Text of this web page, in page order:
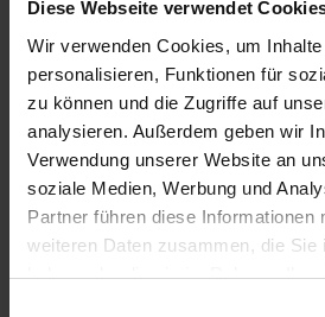
Diese Webseite verwendet
Wir verwenden Cookies, um
personalisieren, Funktionen für
zu können und die Zugriffe auf
analysieren. Außerdem geben wir
Verwendung unserer Website an
soziale Medien, Werbung und
Partner führen diese Informationen
weiteren Daten zusammen, die Sie
haben oder die sie im Rahmen
I have read thedata protection
€139.00
Prices incl. VAT,plus shipping costs
Remember Comment
part no.: 2322993